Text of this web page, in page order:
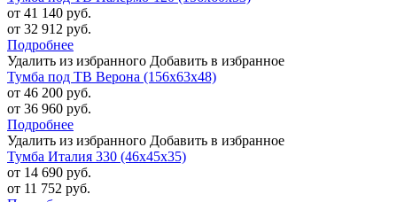
от 41 140 руб.
от 32 912 руб.
Подробнее
Удалить из избранного Добавить в избранное
Тумба под ТВ Верона (156х63х48)
от 46 200 руб.
от 36 960 руб.
Подробнее
Удалить из избранного Добавить в избранное
Тумба Италия 330 (46х45х35)
от 14 690 руб.
от 11 752 руб.